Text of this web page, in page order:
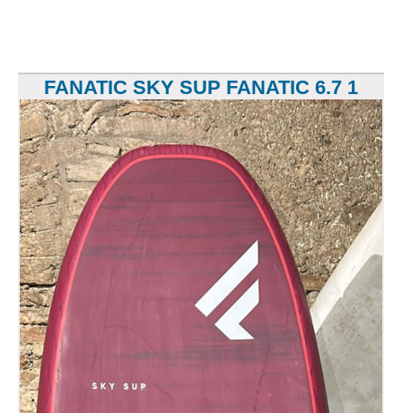
FANATIC SKY SUP FANATIC 6.7 1